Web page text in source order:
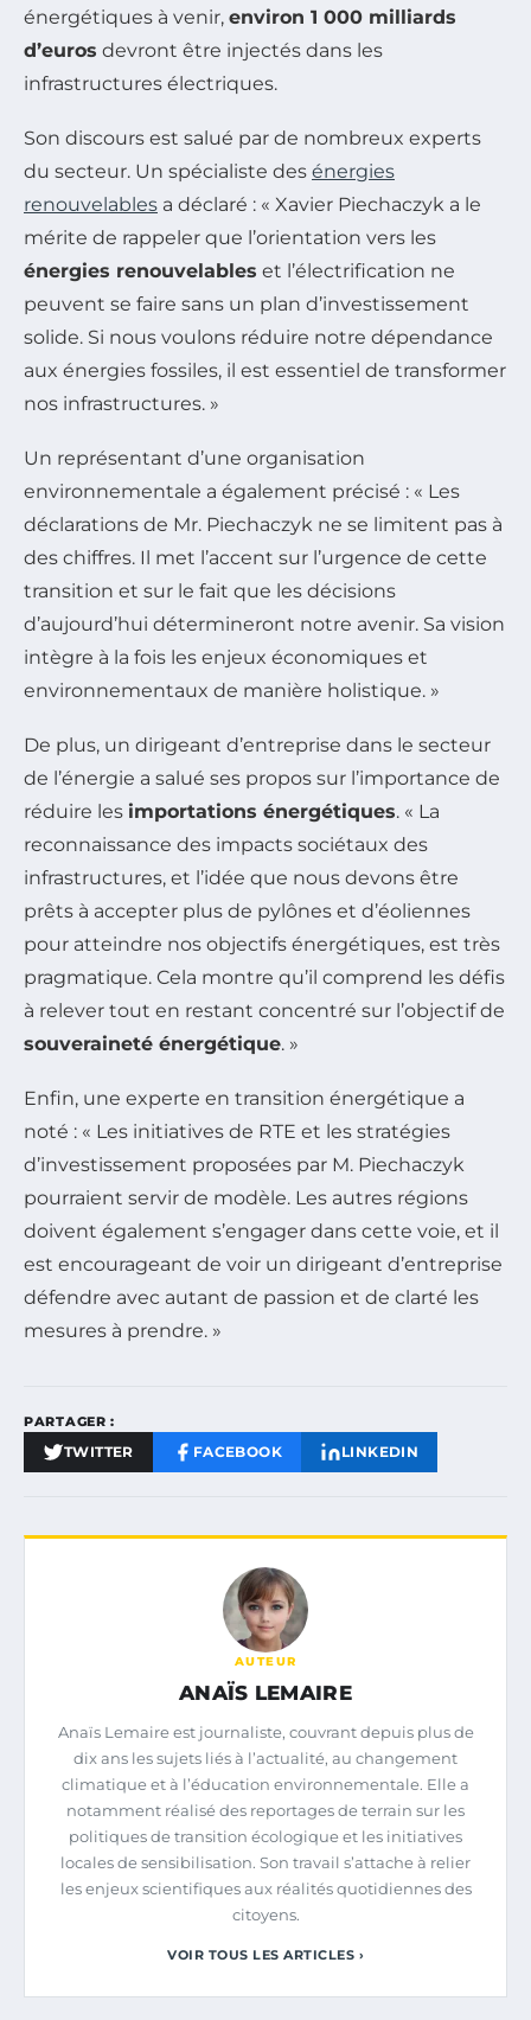
énergétiques à venir, environ 1 000 milliards
d’euros devront être injectés dans les
infrastructures électriques.
Son discours est salué par de nombreux experts
du secteur. Un spécialiste des énergies
renouvelables a déclaré : « Xavier Piechaczyk a le
mérite de rappeler que l’orientation vers les
énergies renouvelables et l’électrification ne
peuvent se faire sans un plan d’investissement
solide. Si nous voulons réduire notre dépendance
aux énergies fossiles, il est essentiel de transformer
nos infrastructures. »
Un représentant d’une organisation
environnementale a également précisé : « Les
déclarations de Mr. Piechaczyk ne se limitent pas à
des chiffres. Il met l’accent sur l’urgence de cette
transition et sur le fait que les décisions
d’aujourd’hui détermineront notre avenir. Sa vision
intègre à la fois les enjeux économiques et
environnementaux de manière holistique. »
De plus, un dirigeant d’entreprise dans le secteur
de l’énergie a salué ses propos sur l’importance de
réduire les importations énergétiques. « La
reconnaissance des impacts sociétaux des
infrastructures, et l’idée que nous devons être
prêts à accepter plus de pylônes et d’éoliennes
pour atteindre nos objectifs énergétiques, est très
pragmatique. Cela montre qu’il comprend les défis
à relever tout en restant concentré sur l’objectif de
souveraineté énergétique. »
Enfin, une experte en transition énergétique a
noté : « Les initiatives de RTE et les stratégies
d’investissement proposées par M. Piechaczyk
pourraient servir de modèle. Les autres régions
doivent également s’engager dans cette voie, et il
est encourageant de voir un dirigeant d’entreprise
défendre avec autant de passion et de clarté les
mesures à prendre. »
PARTAGER :
TWITTER FACEBOOK LINKEDIN
AUTEUR
ANAÏS LEMAIRE
Anaïs Lemaire est journaliste, couvrant depuis plus de
dix ans les sujets liés à l’actualité, au changement
climatique et à l’éducation environnementale. Elle a
notamment réalisé des reportages de terrain sur les
politiques de transition écologique et les initiatives
locales de sensibilisation. Son travail s’attache à relier
les enjeux scientifiques aux réalités quotidiennes des
citoyens.
VOIR TOUS LES ARTICLES ›